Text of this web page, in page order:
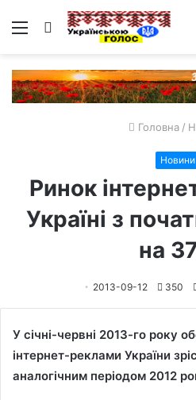
Меню Пошук
Головна /
Новини
Ринок
Україні з
на
2013-09-12 350
У січні-червні 2013-го року
інтернет-реклами України
аналогічним періодом 2012